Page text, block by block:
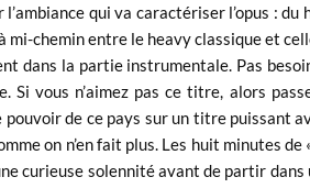
qui va caractériser l’opus :
mi-chemin entre le heavy classique et
dans la partie instrumentale. Pas
Si vous n’aimez pas ce titre, alors
pouvoir de ce pays sur un titre puissant
on n’en fait plus. Les huit minutes
curieuse solennité avant de partir